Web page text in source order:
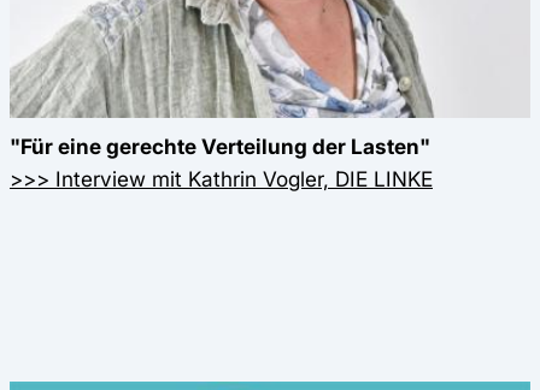
"Für eine gerechte Verteilung der Lasten"
>>> Interview mit Kathrin Vogler, DIE LINKE